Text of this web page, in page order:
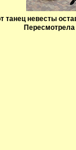
танец невесты
Пересмотрела